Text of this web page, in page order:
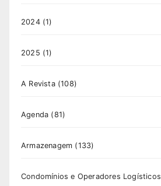
2024(1)
2025 (1)
A Revista(108)
Agenda (81)
Armazenagem (133)
Condomínios e Operadores Logísticos